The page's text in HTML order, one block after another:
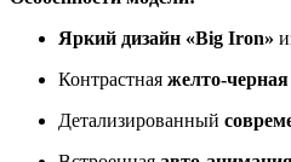
Яркий дизайн «Big Iron»
Контрастная желто-
Детализированный